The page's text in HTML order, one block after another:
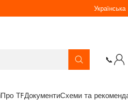
📞
Про ТFДокументиСхеми та
Мова
Українська